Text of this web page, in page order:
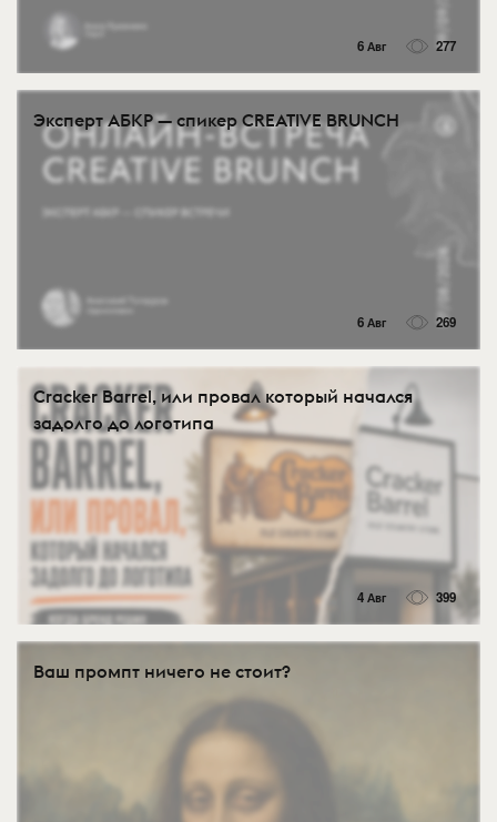
6 Авг 277
Эксперт АБКР — спикер CREATIVE BRUNCH
6 Авг 269
Cracker Barrel, или провал который начался
задолго до логотипа
4 Авг 399
Ваш промпт ничего не стоит?